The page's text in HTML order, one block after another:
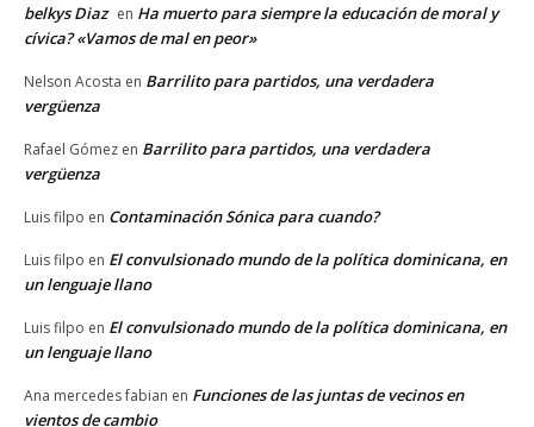
belkys Diaz en Ha muerto para siempre la educación de moral y
cívica? «Vamos de mal en peor»
Nelson Acosta en Barrilito para partidos, una verdadera
vergüenza
Rafael Gómez en Barrilito para partidos, una verdadera
vergüenza
Luis filpo en Contaminación Sónica para cuando?
Luis filpo en El convulsionado mundo de la política dominicana, en
un lenguaje llano
Luis filpo en El convulsionado mundo de la política dominicana, en
un lenguaje llano
Ana mercedes fabian en Funciones de las juntas de vecinos en
vientos de cambio